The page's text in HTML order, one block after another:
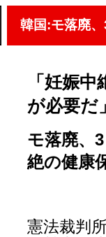
韓国:モ落廃
「妊娠
が必要だ」
モ落廃、
絶の健康
憲法裁判